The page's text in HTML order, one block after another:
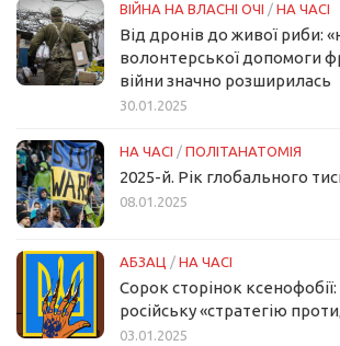
ВІЙНА НА ВЛАСНІ ОЧІ / НА ЧАСІ
Від дронів до живої риби:
волонтерської допомоги
війни значно розширилась
30.01.2025
НА ЧАСІ / ПОЛІТАНАТОМІЯ
2025-й. Рік глобального
08.01.2025
АБЗАЦ / НА ЧАСІ
Сорок сторінок
російську «стратегію
03.01.2025